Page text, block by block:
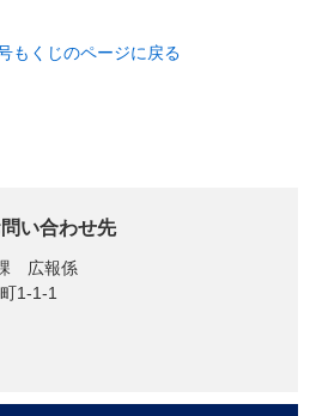
もくじのページに戻る
い合わせ先
広報係
1-1-1